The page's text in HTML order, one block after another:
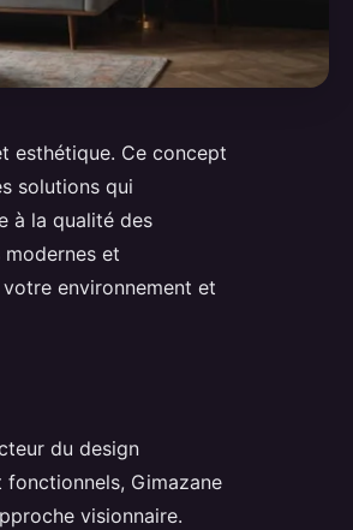
esthétique. Ce concept
solutions qui
à la qualité des
et
environnement et
du design
Gimazane
visionnaire.